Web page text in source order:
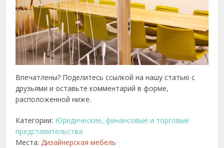
Впечатлены? Поделитесь ссылкой на нашу статью с
друзьями и оставьте комментарий в форме,
расположенной ниже.
Категории: Юридические, финансовые и торговые
представительства
Места:Дизайнерская мебель